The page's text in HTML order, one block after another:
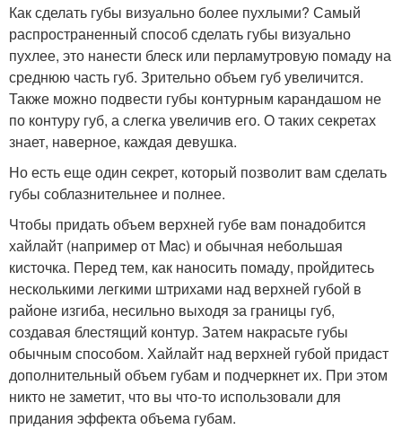
Как сделать губы визуально более пухлыми? Самый
распространенный способ сделать губы визуально
пухлее, это нанести блеск или перламутровую помаду на
среднюю часть губ. Зрительно объем губ увеличится.
Также можно подвести губы контурным карандашом не
по контуру губ, а слегка увеличив его. О таких секретах
знает, наверное, каждая девушка.
Но есть еще один секрет, который позволит вам сделать
губы соблазнительнее и полнее.
Чтобы придать объем верхней губе вам понадобится
хайлайт (например от Mac) и обычная небольшая
кисточка. Перед тем, как наносить помаду, пройдитесь
несколькими легкими штрихами над верхней губой в
районе изгиба, несильно выходя за границы губ,
создавая блестящий контур. Затем накрасьте губы
обычным способом. Хайлайт над верхней губой придаст
дополнительный объем губам и подчеркнет их. При этом
никто не заметит, что вы что-то использовали для
придания эффекта объема губам.